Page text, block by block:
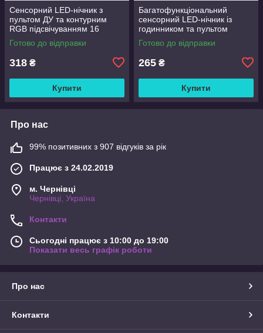
Сенсорний LED-нічник з
пультом ДУ та контурним
RGB підсвічуванням 16
кольорів 800 mAh
Готово до відправки
318 ₴
Купити
Багатофункціональний
сенсорний LED-нічник із
годинником та пультом
дистанційного керування
Готово до відправки
265 ₴
Купити
Про нас
99% позитивних з 907 відгуків за рік
Працює з 24.02.2019
м. Чернівці
Чернівці, Україна
Контакти
Сьогодні працює з 10:00 до 19:00
Показати весь графік роботи
Про нас
Контакти